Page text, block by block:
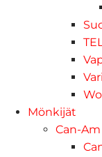
Mönkijät
Can-